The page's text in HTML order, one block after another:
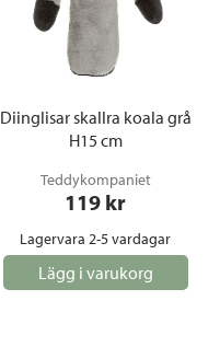
Diinglisar skallra koala grå
H15 cm
Teddykompaniet
119 kr
Lagervara 2-5 vardagar
Lägg i varukorg